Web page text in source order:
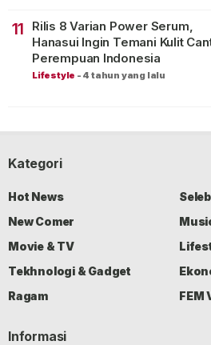
11
Rilis 8 Varian Power Serum,
Hanasui Ingin Temani Kulit
Perempuan Indonesia
Lifestyle - 4 tahun yang lalu
Kategori
Hot News
New Comer
Movie & TV
Tekhnologi & Gadget
Ragam
FEM
Informasi